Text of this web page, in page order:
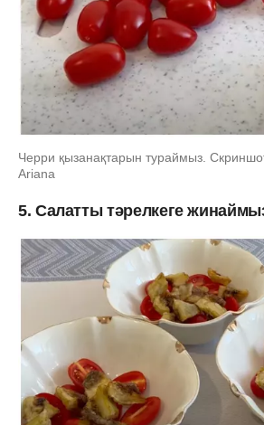
Черри қызанақтарын тураймыз.
Ariana
5. Салатты тәрелкеге